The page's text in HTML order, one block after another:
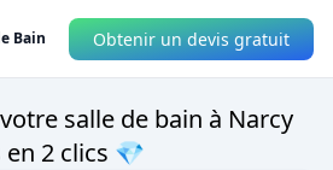
Bain Obtenir un devis gratuit
salle de bain à Narcy
en 2 clics 💎